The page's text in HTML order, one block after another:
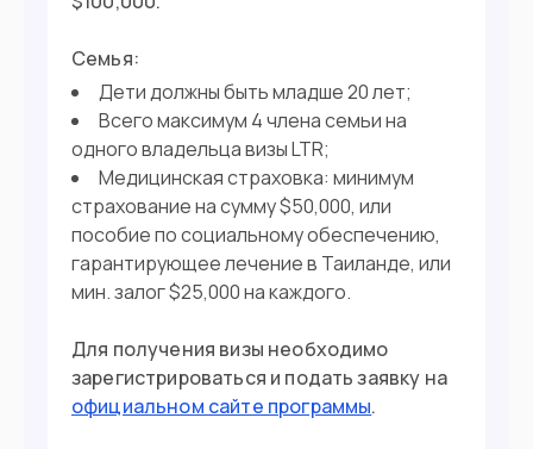
Семья:
Дети должны быть младше 20 лет;
Всего максимум 4 члена семьи на
одного владельца визы LTR;
Медицинская страховка: минимум
страхование на сумму $50,000, или
пособие по социальному обеспечению,
гарантирующее лечение в Таиланде, или
мин. залог $25,000 на каждого.
Для получения визы необходимо
зарегистрироваться и подать заявку на
официальном сайте программы.